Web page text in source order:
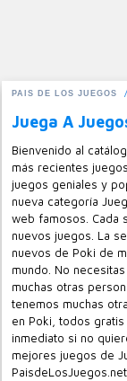
PAIS DE LOS JUEGOS
Juega A
Bienvenido al
más recientes
juegos geniales y
nueva categoría
web famosos. Cada
nuevos juegos. La
nuevos de Poki de
mundo. No
muchas otras
tenemos muchas
en Poki, todos
inmediato si no
mejores juegos de